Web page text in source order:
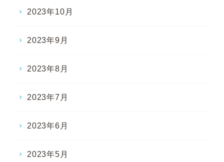
2023年10月
2023年9月
2023年8月
2023年7月
2023年6月
2023年5月